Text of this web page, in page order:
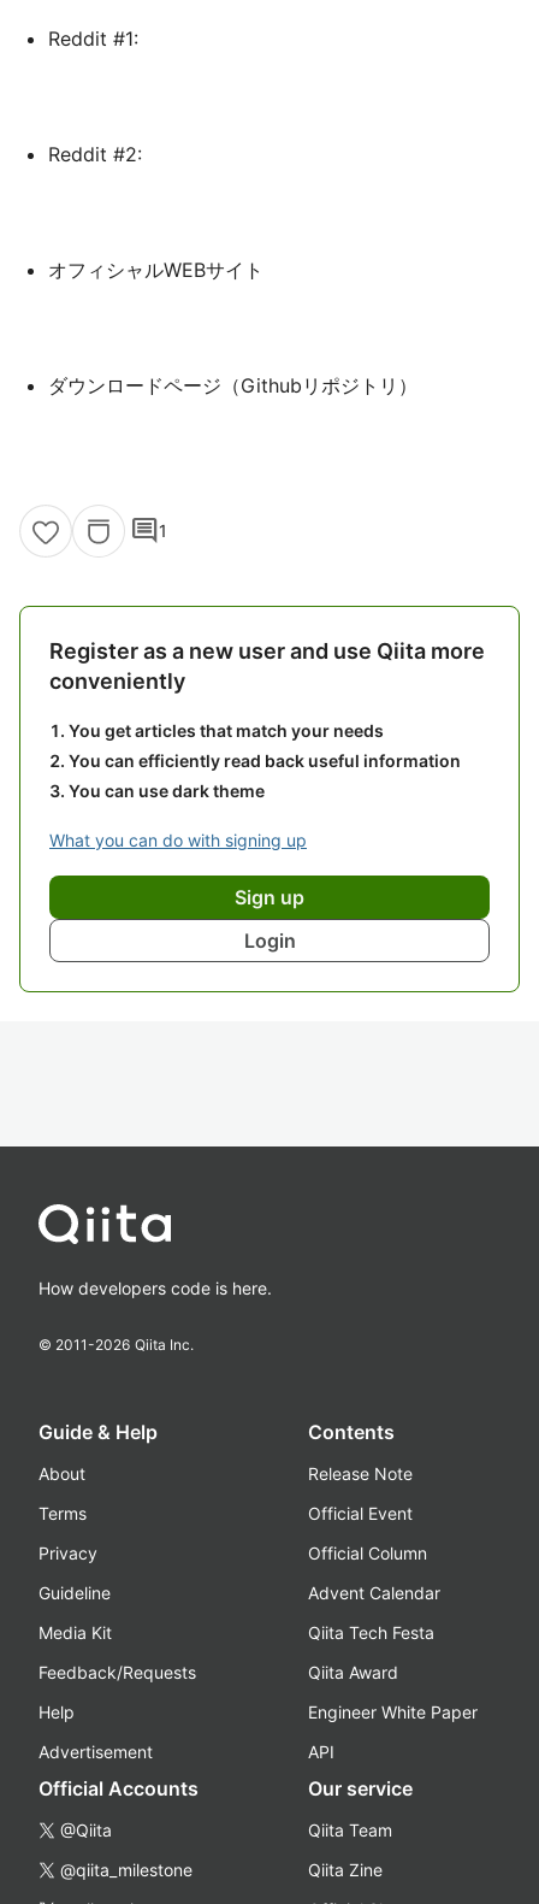
Reddit #1:
Reddit #2:
オフィシャルWEBサイト
ダウンロードページ（Githubリポジトリ）
comment1
Register as a new user and use Qiita more
conveniently
You get articles that match your needs
You can efficiently read back useful information
You can use dark theme
What you can do with signing up
Sign up
Login
How developers code is here.
© 2011-2026 Qiita Inc.
Guide & Help
About
Terms
Privacy
Guideline
Media Kit
Feedback/Requests
Help
Advertisement
Contents
Release Note
Official Event
Official Column
Advent Calendar
Qiita Tech Festa
Qiita Award
Engineer White Paper
API
Official Accounts
@Qiita
@qiita_milestone
Our service
Qiita Team
Qiita Zine